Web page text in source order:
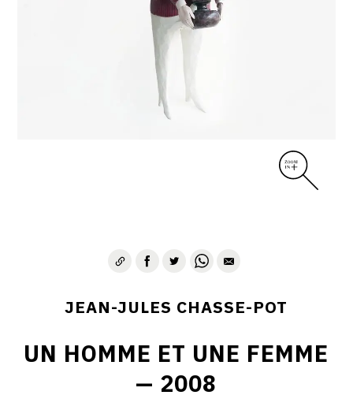
LES MAIRES
CONTACT
JEAN-JULES CHASSE-POT
UN HOMME ET UNE FEMME
— 2008